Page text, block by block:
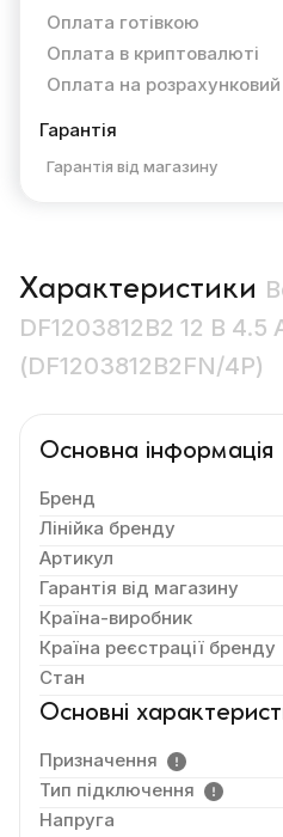
Оплата готівкою
Оплата в криптовалюті
Оплата на
Гарантія
Гарантія від магазину
Характеристики
DF1203812B2 12 В 4.5
(DF1203812B2FN/4P)
Основна інформація
Бренд
Лінійка бренду
Артикул
Гарантія від магазину
Країна-виробник
Країна реєстрації бренду
Стан
Основні
Призначення
Тип підключення
Напруга